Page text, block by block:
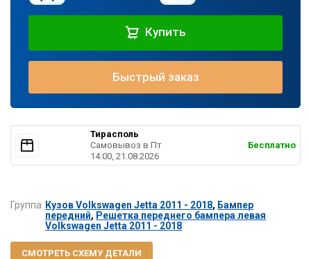
Купить
Быстрый заказ
Тирасполь
Самовывоз в Пт
14:00, 21.08.2026
Бесплатно
Группа Кузов Volkswagen Jetta 2011 - 2018, Бампер
передний, Решетка переднего бампера левая
Volkswagen Jetta 2011 - 2018
СМОТРЕТЬ СХЕМУ ДЕТАЛИ